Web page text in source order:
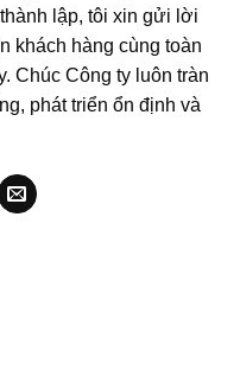
lập, tôi xin gửi lời
khách hàng cùng toàn
Chúc Công ty luôn tràn
phát triển ổn định và